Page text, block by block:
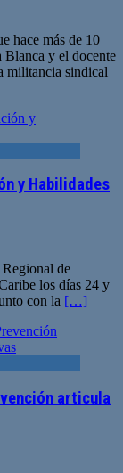
hace más de 10
Blanca y el docente
militancia sindical
y Habilidades
de
los días 24 y
con la […]
articula